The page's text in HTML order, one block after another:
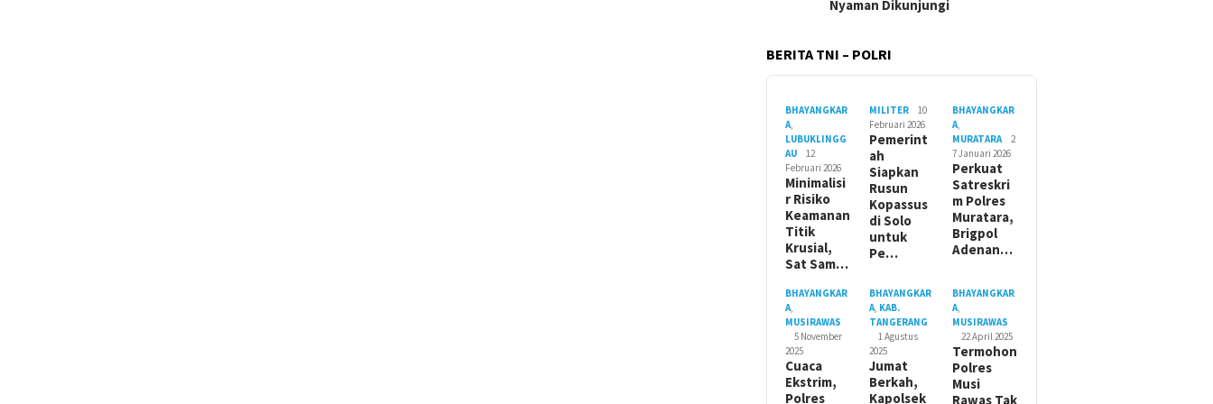
Nyaman Dikunjungi
BERITA TNI – POLRI
BHAYANGKAR
A
LUBUKLINGG
AU
12
Februari 2026
Minimalisi
r Risiko
Keamanan
Titik
Krusial,
Sat Sam…
MILITER
10
Februari 2026
Pemerint
ah
Siapkan
Rusun
Kopassus
di Solo
untuk
Pe…
BHAYANGKAR
A
MURATARA
2
7 Januari 2026
Perkuat
Satreskri
m Polres
Muratara,
Brigpol
Adenan…
BHAYANGKAR
A
MUSIRAWAS
5 November
2025
Cuaca
Ekstrim,
Polres
BHAYANGKAR
A, KAB.
TANGERANG
1 Agustus
2025
Jumat
Berkah,
Kapolsek
BHAYANGKAR
A
MUSIRAWAS
22 April 2025
Termohon
Polres
Musi
Rawas Tak